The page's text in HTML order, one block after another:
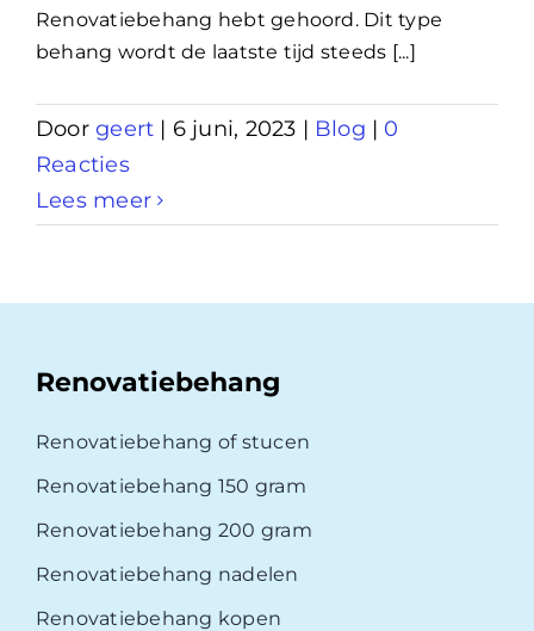
Renovatiebehang hebt gehoord. Dit type
behang wordt de laatste tijd steeds [...]
Doorgeert | 6 juni, 2023 | Blog | 0
Reacties
Lees meer
Renovatiebehang
Renovatiebehang of stucen
Renovatiebehang 150 gram
Renovatiebehang 200 gram
Renovatiebehang nadelen
Renovatiebehang kopen